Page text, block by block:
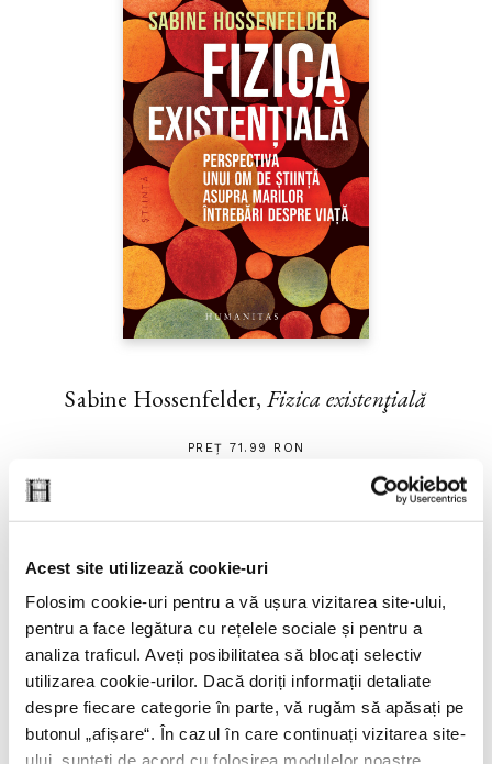
Acest site utilizează cookie-uri
Folosim cookie-uri pentru a vă ușura vizitarea site-ului,
pentru a face legătura cu rețelele sociale și pentru a
analiza traficul. Aveți posibilitatea să blocați selectiv
utilizarea cookie-urilor. Dacă doriți informații detaliate
despre fiecare categorie în parte, vă rugăm să apăsați pe
butonul „afișare“. În cazul în care continuați vizitarea site-
ului, sunteți de acord cu folosirea modulelor noastre
Sabine Hossenfelder, Fizica existenţială
PREȚ 71.99 RON